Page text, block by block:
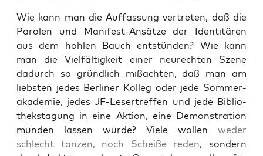
Wie kann man die Auf­fas­sung ver­tre­ten, daß die
Paro­len und Mani­fest-Ansät­ze der Iden­ti­tä­ren
aus dem hoh­len Bauch ent­stün­den? Wie kann
man die Viel­fäl­tig­keit einer neu­rech­ten Sze­ne
dadurch so gründ­lich miß­ach­ten, daß man am
liebs­ten jedes Ber­li­ner Kol­leg oder jede Som­mer­
aka­de­mie, jedes JF-Leser­tref­fen und jede Biblio­
theks­ta­gung in eine Akti­on, eine Demons­tra­ti­on
mün­den las­sen wür­de? Vie­le wol­len weder
schlecht tan­zen, noch Schei­ße reden, son­dern